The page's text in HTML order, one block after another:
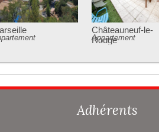
Marseille
Châteauneuf-le-
Rouge
Appartement
Adhérents